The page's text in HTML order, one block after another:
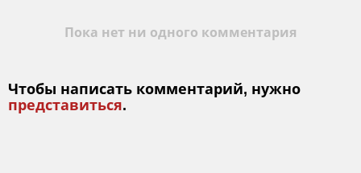
Пока нет ни одного комментария
Чтобы написать комментарий, нужно
представиться.